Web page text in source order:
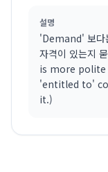
설명
'Demand' 보다
자격이 있는지
is more polite
'entitled to'
it.)